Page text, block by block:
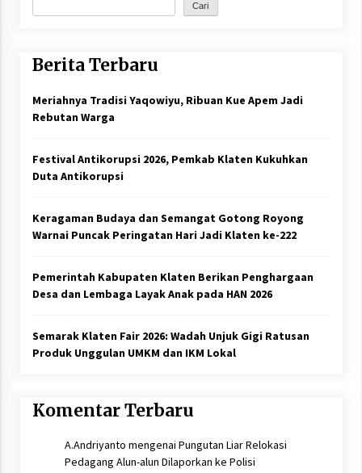
Cari
Berita Terbaru
Meriahnya Tradisi Yaqowiyu, Ribuan Kue Apem Jadi
Rebutan Warga
Festival Antikorupsi 2026, Pemkab Klaten Kukuhkan
Duta Antikorupsi
Keragaman Budaya dan Semangat Gotong Royong
Warnai Puncak Peringatan Hari Jadi Klaten ke-222
Pemerintah Kabupaten Klaten Berikan Penghargaan
Desa dan Lembaga Layak Anak pada HAN 2026
Semarak Klaten Fair 2026: Wadah Unjuk Gigi Ratusan
Produk Unggulan UMKM dan IKM Lokal
Komentar Terbaru
A.Andriyanto mengenai Pungutan Liar Relokasi
Pedagang Alun-alun Dilaporkan ke Polisi